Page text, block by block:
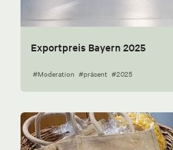
Exportpreis Bayern 2025
#Moderation #präsent #2025